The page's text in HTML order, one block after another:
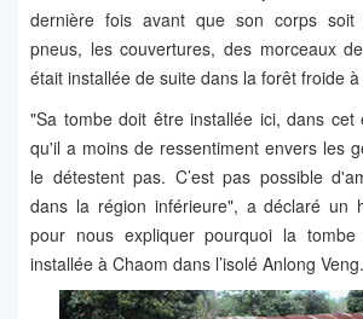
dernière fois avant que son corps soit
pneus, les couvertures, des morceaux
était installée de suite dans la forêt froide
"Sa tombe doit être installée ici, dans cet
qu'il a moins de ressentiment envers les
le détestent pas. C’est pas possible
dans la région inférieure", a déclaré un
pour nous expliquer pourquoi la
installée à Chaom dans l’isolé Anlong Veng.